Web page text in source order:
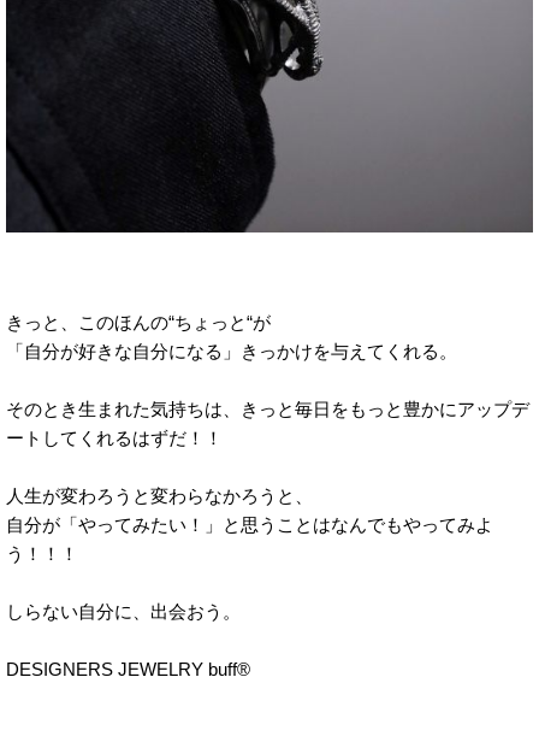
きっと、このほんの“ちょっと“が
「自分が好きな自分になる」きっかけを与えてくれる。
そのとき生まれた気持ちは、きっと毎日をもっと豊かにアップデ
ートしてくれるはずだ！！
人生が変わろうと変わらなかろうと、
自分が「やってみたい！」と思うことはなんでもやってみよ
う！！！
しらない自分に、出会おう。
DESIGNERS JEWELRY buff®︎